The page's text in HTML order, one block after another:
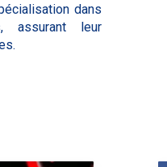
dans
assurant leur